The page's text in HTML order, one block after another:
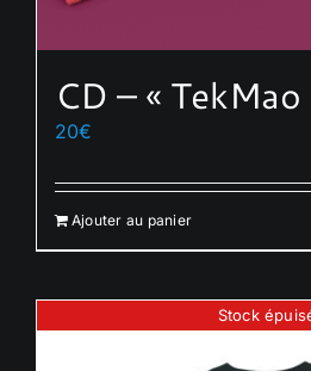
CD – « TekMao
20€
Ajouter au panier
Stock